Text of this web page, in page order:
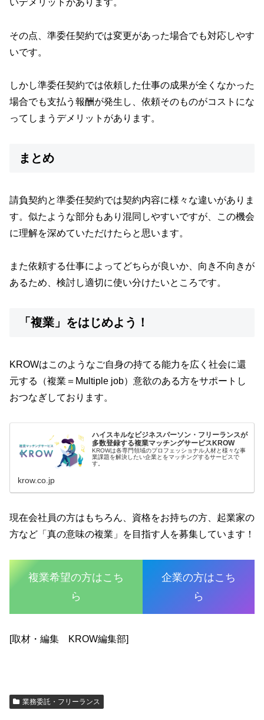
その点、準委任契約では変更があった場合でも対応しやす
いです。
しかし準委任契約では依頼した仕事の成果が全くなかった
場合でも支払う報酬が発生し、依頼そのものがコストにな
ってしまうデメリットがあります。
まとめ
請負契約と準委任契約では契約内容に様々な違いがありま
す。似たような部分もあり混同しやすいですが、この機会
に理解を深めていただけたらと思います。
また依頼する仕事によってどちらが良いか、向き不向きが
あるため、検討し適切に使い分けたいところです。
「複業」をはじめよう！
KROWはこのようなご自身の持てる能力を広く社会に還
元する（複業＝Multiple job）意欲のある方をサポートし
おつなぎしております。
ハイスキルなビジネスパーソン・フリーランスが
多数登録する複業マッチングサービスKROW
KROWは各専門領域のプロフェッショナル人材と様々な事
業課題を解決したい企業とをマッチングするサービスで
す。
krow.co.jp
現在会社員の方はもちろん、資格をお持ちの方、起業家の
方など「真の意味の複業」を目指す人を募集しています！
複業希望の方はこち
ら
企業の方はこち
ら
[取材・編集 KROW編集部]
業務委託・フリーランス